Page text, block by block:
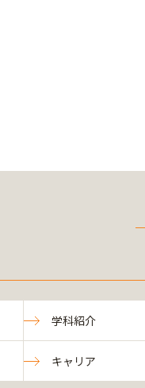
学科紹介
キャリア